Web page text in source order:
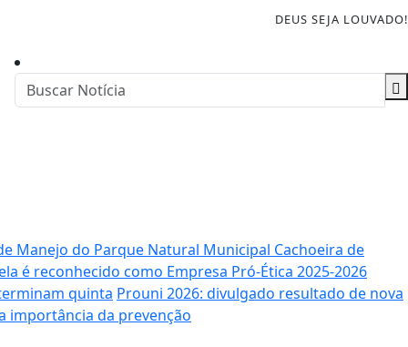
DEUS SEJA LOUVADO!
Manejo do Parque Natural Municipal Cachoeira de
é reconhecido como Empresa Pró-Ética 2025-2026
quinta Prouni 2026: divulgado resultado de nova
importância da prevenção